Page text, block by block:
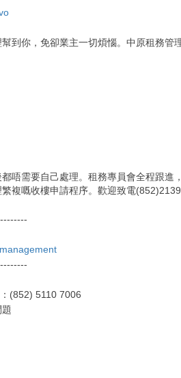
到你，免卻業主一切煩惱。中原租務管
唔需要自己處理。租務專員會全程跟進
複嘅收樓申請程序。歡迎致電
(852) 5110 7006